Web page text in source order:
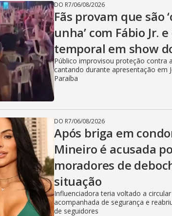
DO R7/06/08/2026
Fãs provam que são
unha’ com Fábio Jr.
temporal em show
Público improvisou proteção contra
cantando durante apresentação em
Paraíba
DO R7/06/08/2026
Após briga em
Mineiro é acusada
moradores de
situação
Influenciadora teria voltado a
acompanhada de segurança e
de seguidores